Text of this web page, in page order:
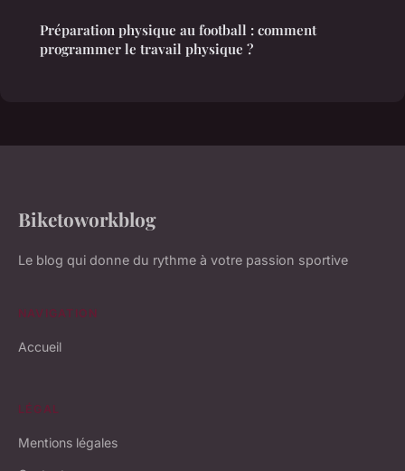
Préparation physique au football : comment
programmer le travail physique ?
Biketoworkblog
Le blog qui donne du rythme à votre passion sportive
NAVIGATION
Accueil
LÉGAL
Mentions légales